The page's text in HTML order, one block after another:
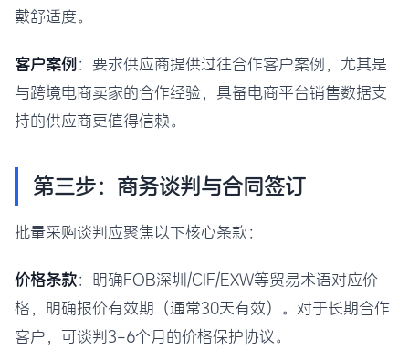
戴舒适度。
客户案例 ：要求供应商提供过往合作客户案例，尤其是
与跨境电商卖家的合作经验，具备电商平台销售数据支
持的供应商更值得信赖。
第三步：商务谈判与合同签订
批量采购谈判应聚焦以下核心条款：
价格条款：明确FOB深圳/CIF/EXW等贸易术语对应价
格，明确报价有效期（通常30天有效）。对于长期合作
客户，可谈判3-6个月的价格保护协议。